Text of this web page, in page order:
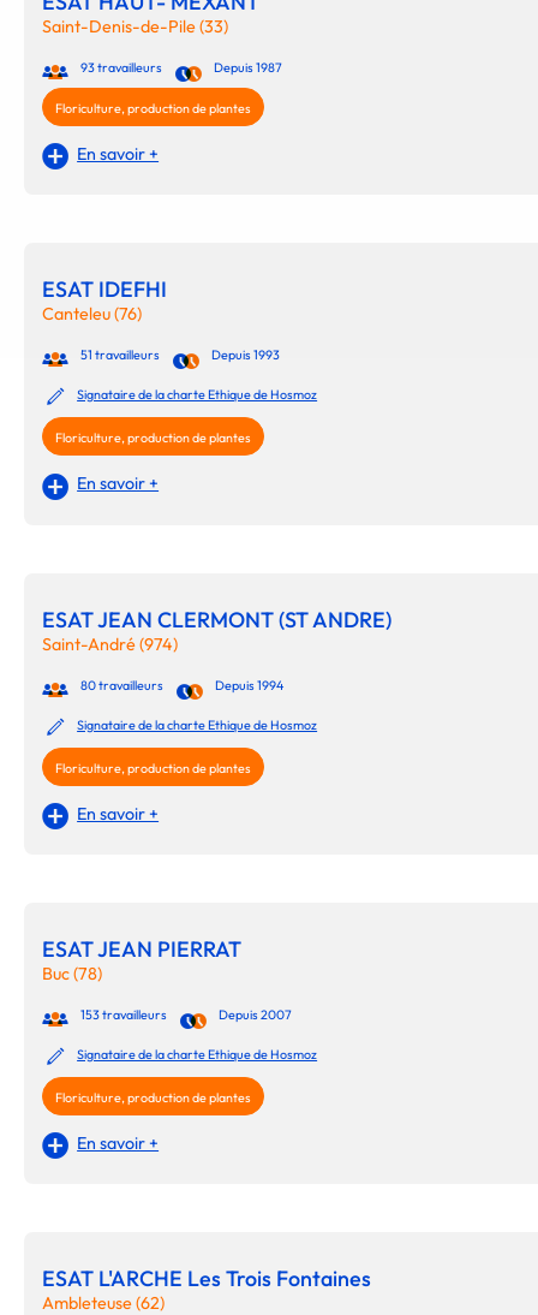
Saint-Denis-de-Pile (33)
93 travailleurs Depuis 1987
Floriculture, production de plantes
En savoir +
ESAT IDEFHI
Canteleu (76)
51 travailleurs Depuis 1993
Signataire de la charte Ethique de Hosmoz
Floriculture, production de plantes
En savoir +
ESAT JEAN CLERMONT (ST ANDRE)
Saint-André (974)
80 travailleurs Depuis 1994
Signataire de la charte Ethique de Hosmoz
Floriculture, production de plantes
En savoir +
ESAT JEAN PIERRAT
Buc (78)
153 travailleurs Depuis 2007
Signataire de la charte Ethique de Hosmoz
Floriculture, production de plantes
En savoir +
ESAT L'ARCHE Les Trois Fontaines
Ambleteuse (62)